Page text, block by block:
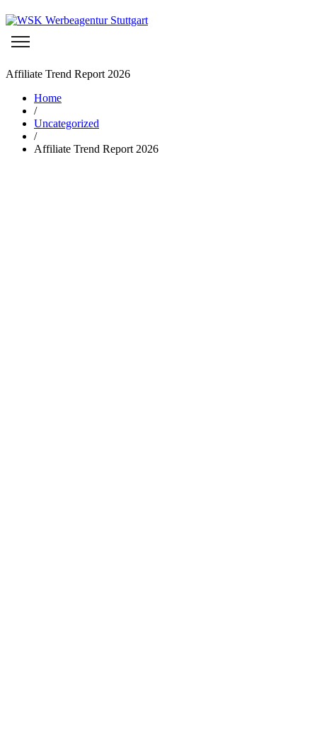
Affiliate Trend Report 2026
Home
/
Uncategorized
/
Affiliate Trend Report 2026